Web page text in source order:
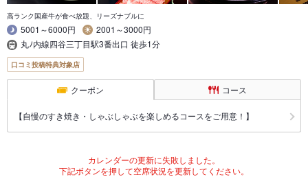
高ランク国産牛が食べ放題、リーズナブルに
5001～6000円
2001～3000円
丸ﾉ内線四谷三丁目駅3番出口 徒歩1分
口コミ投稿特典対象店
クーポン コース
【自慢のすき焼き・しゃぶしゃぶを楽しめるコースをご用意！】
カレンダーの更新に失敗しました。
下記ボタンを押して空席状況を更新してください。